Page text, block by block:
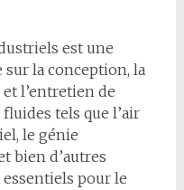
est une
la conception, la
l’entretien de
tels que l’air
le génie
bien d’autres
essentiels pour le